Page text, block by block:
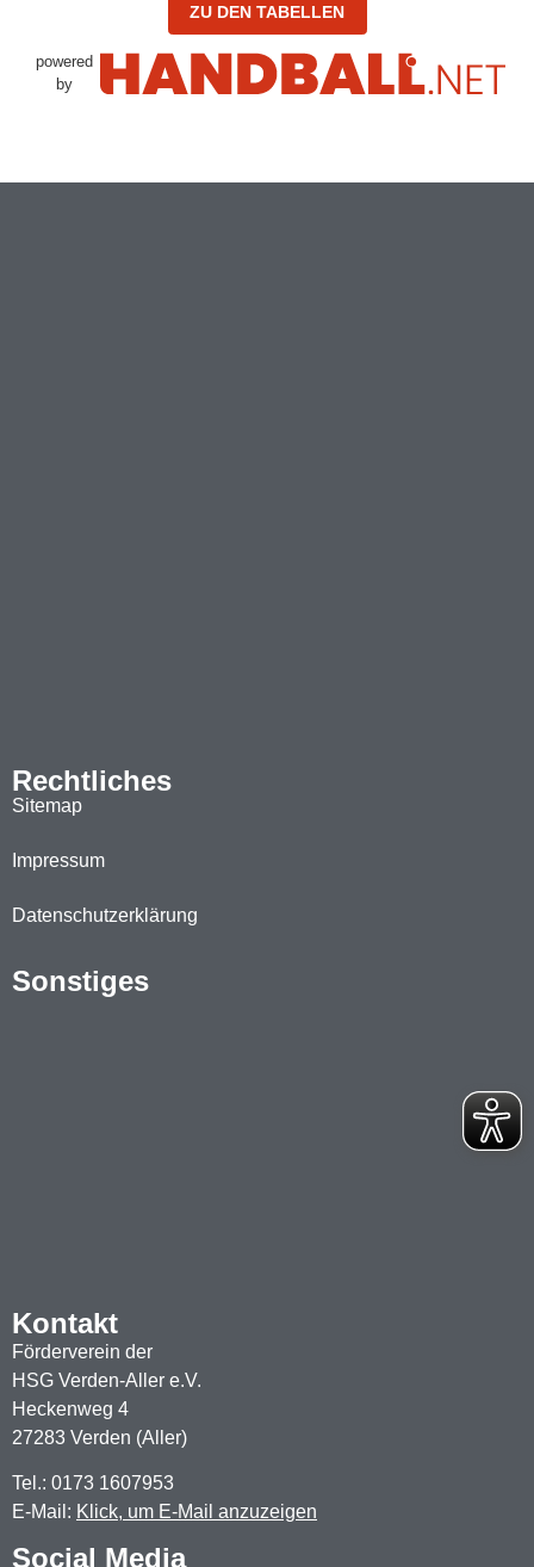
ZU DEN TABELLEN
powered
by
Rechtliches
Sitemap
Impressum
Datenschutzerklärung
Sonstiges
Kontakt
Förderverein der
HSG Verden-Aller e.V.
Heckenweg 4
27283 Verden (Aller)
Tel.: 0173 1607953
E-Mail: Klick, um E-Mail anzuzeigen
Social Media